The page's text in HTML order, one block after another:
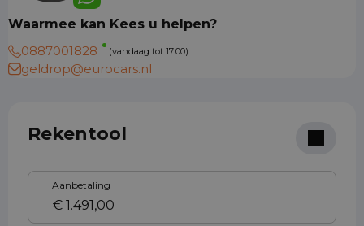
Waarmee kan Kees u helpen?
0887001828
(vandaag tot 17:00)
geldrop@eurocars.nl
Rekentool
Aanbetaling